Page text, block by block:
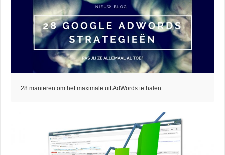
28 manieren om het maximale uit AdWords te halen